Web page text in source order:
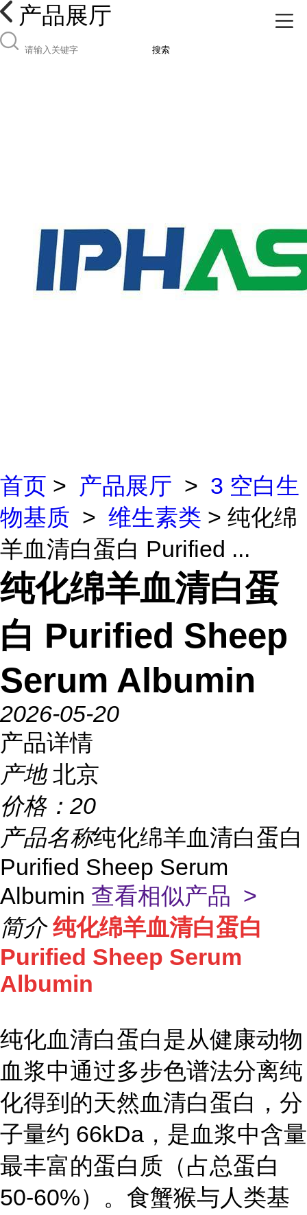
产品展厅
搜索
首页 > 产品展厅 > 3 空白生
物基质 > 维生素类 > 纯化绵
羊血清白蛋白 Purified ...
纯化绵羊血清白蛋
白 Purified Sheep
Serum Albumin
2026-05-20
产品详情
产地 北京
价格： 20
产品名称纯化绵羊血清白蛋白
Purified Sheep Serum
Albumin 查看相似产品 >
简介 纯化绵羊血清白蛋白
Purified Sheep Serum
Albumin
纯化血清白蛋白是从健康动物
血浆中通过多步色谱法分离纯
化得到的天然血清白蛋白，分
子量约 66kDa，是血浆中含量
最丰富的蛋白质（占总蛋白
50-60%）。食蟹猴与人类基